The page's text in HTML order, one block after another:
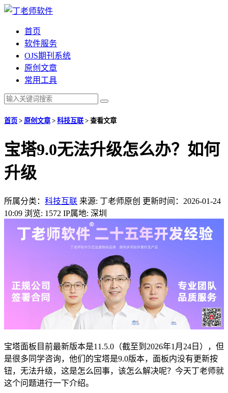
首页
软件服务
OJS期刊系统
原创文章
常用工具
首页 > 原创文章> 科技互联> 查看文章
宝塔9.0无法升级怎么办？如何
升级
所属分类： 科技互联 来源: 丁老师原创 更新时间：2026-01-24
10:09 浏览: 1572 IP属地: 深圳
宝塔面板目前最新版本是11.5.0（截至到2026年1月24日），但
是很多同学咨询，他们的宝塔是9.0版本，面板内没有更新按
钮，无法升级，这是怎么回事，该怎么解决呢？今天丁老师就
这个问题进行一下介绍。